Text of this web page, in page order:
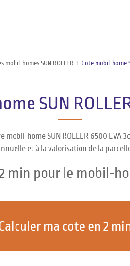
mobil-homes SUN ROLLER Cote mobil-home
SUN
home SUN ROLLER 6500 EVA
et à la valorisation de la
pour le mobil-
Calculer ma cote en 2 min